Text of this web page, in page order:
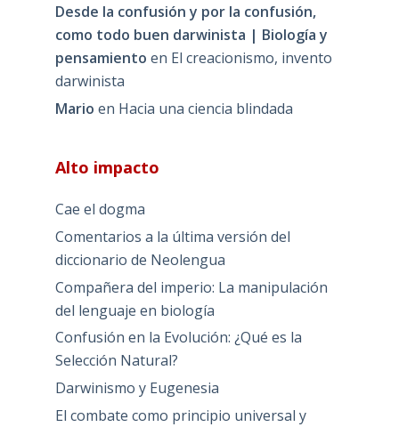
Desde la confusión y por la confusión,
como todo buen darwinista | Biología y
pensamiento en El creacionismo, invento
darwinista
Mario en Hacia una ciencia blindada
Alto impacto
Cae el dogma
Comentarios a la última versión del
diccionario de Neolengua
Compañera del imperio: La manipulación
del lenguaje en biología
Confusión en la Evolución: ¿Qué es la
Selección Natural?
Darwinismo y Eugenesia
El combate como principio universal y